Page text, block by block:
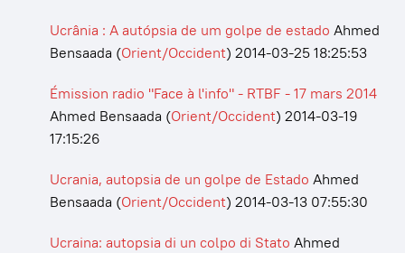
Ucrânia : A autópsia de um golpe de estado Ahmed
Bensaada (Orient/Occident) 2014-03-25 18:25:53
Émission radio "Face à l'info" - RTBF - 17 mars 2014
Ahmed Bensaada (Orient/Occident) 2014-03-19
17:15:26
Ucrania, autopsia de un golpe de Estado Ahmed
Bensaada (Orient/Occident) 2014-03-13 07:55:30
Ucraina: autopsia di un colpo di Stato Ahmed